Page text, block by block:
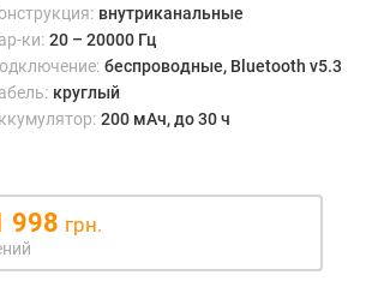
внутриканальные
ки: 20 – 20000 Гц
беспроводные, Bluetooth v5.3
круглый
200 мАч, до 30 ч
998 грн.